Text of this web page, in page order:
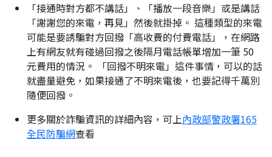
「接通時對方都不講話」、「播放一段音樂」或是講話
「謝謝您的來電，再見」然後就掛掉。 這種類型的來電
可能是要誘騙對方回撥「高收費的付費電話」，在網路
上有網友就有碰過回撥之後隔月電話帳單增加一筆 50
元費用的情況。 「回撥不明來電」這件事情，可以的話
就盡量避免，如果接通了不明來電後，也要記得千萬別
隨便回撥。
更多關於詐騙資訊的詳細內容，可上內政部警政署165
全民防騙網查看